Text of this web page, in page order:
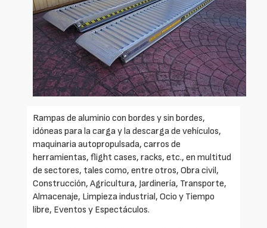
Rampas de aluminio con bordes y sin bordes,
idóneas para la carga y la descarga de vehículos,
maquinaria autopropulsada, carros de
herramientas, flight cases, racks, etc., en multitud
de sectores, tales como, entre otros, Obra civil,
Construcción, Agricultura, Jardinería, Transporte,
Almacenaje, Limpieza industrial, Ocio y Tiempo
libre, Eventos y Espectáculos.